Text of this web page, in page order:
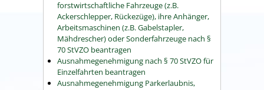
forstwirtschaftliche Fahrzeuge (z.B.
Ackerschlepper, Rückezüge), ihre Anhänger,
Arbeitsmaschinen (z.B. Gabelstapler,
Mähdrescher) oder Sonderfahrzeuge nach §
70 StVZO beantragen
Ausnahmegenehmigung nach § 70 StVZO für
Einzelfahrten beantragen
Ausnahmegenehmigung Parkerlaubnis,